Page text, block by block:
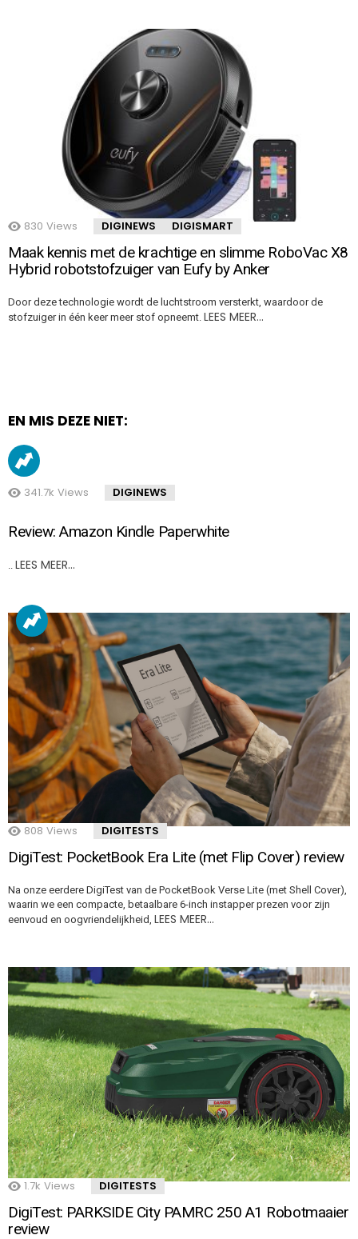
830 Views DIGINEWS DIGISMART
Maak kennis met de krachtige en slimme RoboVac X8
Hybrid robotstofzuiger van Eufy by Anker
Door deze technologie wordt de luchtstroom versterkt, waardoor de
stofzuiger in één keer meer stof opneemt. LEES MEER…
EN MIS DEZE NIET:
341.7k Views DIGINEWS
Review: Amazon Kindle Paperwhite
LEES MEER…
808 Views DIGITESTS
DigiTest: PocketBook Era Lite (met Flip Cover) review
Na onze eerdere DigiTest van de PocketBook Verse Lite (met Shell Cover),
waarin we een compacte, betaalbare 6-inch instapper prezen voor zijn
eenvoud en oogvriendelijkheid, LEES MEER…
1.7k Views DIGITESTS
DigiTest: PARKSIDE City PAMRC 250 A1 Robotmaaier
review